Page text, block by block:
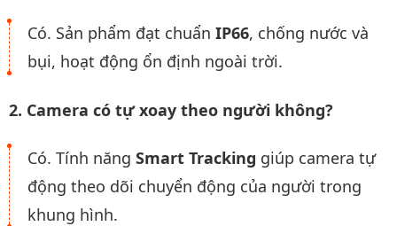
Có. Sản phẩm đạt chuẩn IP66, chống nước và
bụi, hoạt động ổn định ngoài trời.
2. Camera có tự xoay theo người không?
Có. Tính năng Smart Tracking giúp camera tự
động theo dõi chuyển động của người trong
khung hình.